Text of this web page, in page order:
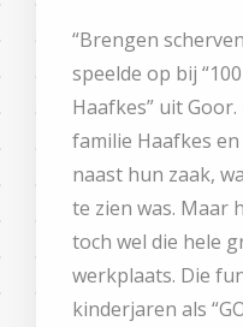
“Brengen
speelde op bij
Haafkes” uit
familie Haafkes
naast hun zaak,
te zien was. Maar
toch wel die hele
werkplaats. Die
kinderjaren als